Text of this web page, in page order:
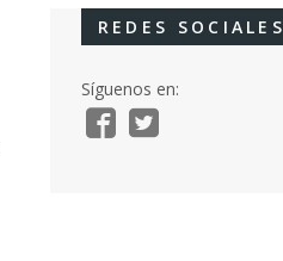
REDES SOCIALES
Síguenos en: